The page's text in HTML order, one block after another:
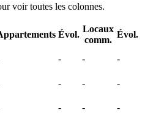
voir toutes les colonnes.
Évol.
Locaux
comm.
Évol.
- - -
- - -
- - -